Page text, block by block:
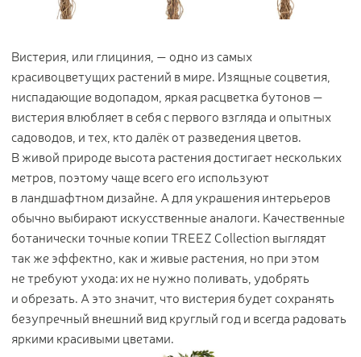
123
Готовые решения от Treez
Алфавитный указатель
Прайс-листы и каталоги
О Treez
Вистерия, или глициния, — одно из самых
красивоцветущих растений в мире. Изящные соцветия,
ниспадающие водопадом, яркая расцветка бутонов —
вистерия влюбляет в себя с первого взгляда и опытных
садоводов, и тех, кто далёк от разведения цветов.
В живой природе высота растения достигает нескольких
метров, поэтому чаще всего его используют
в ландшафтном дизайне. А для украшения интерьеров
обычно выбирают искусственные аналоги. Качественные
ботанически точные копии TREEZ Collection выглядят
так же эффектно, как и живые растения, но при этом
не требуют ухода: их не нужно поливать, удобрять
и обрезать. А это значит, что вистерия будет сохранять
безупречный внешний вид круглый год и всегда радовать
яркими красивыми цветами.